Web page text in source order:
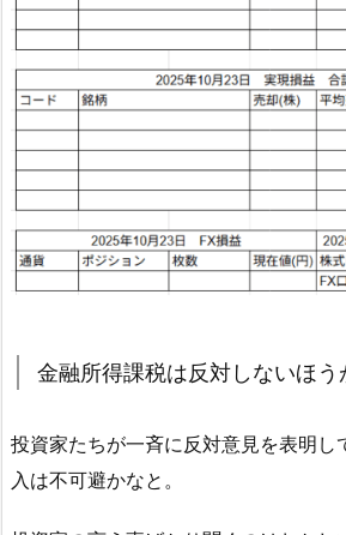
金融所得課税は反対しないほう
投資家たちが一斉に反対意見を表明し
入は不可避かなと。